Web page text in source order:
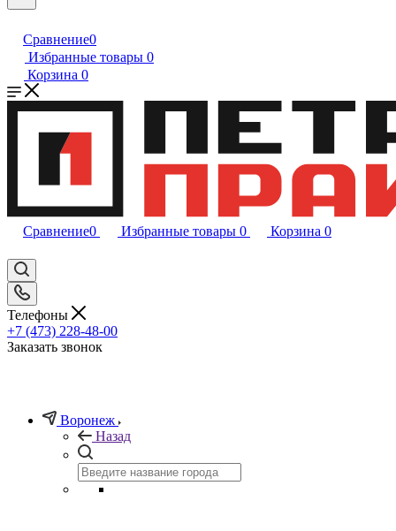
Сравнение0
Избранные товары 0
Корзина 0
Сравнение0 Избранные товары 0 Корзина 0
Телефоны
+7 (473) 228-48-00
Заказать звонок
Воронеж
Назад